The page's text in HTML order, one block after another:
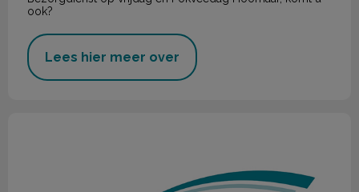
ook?
Lees hier meer over